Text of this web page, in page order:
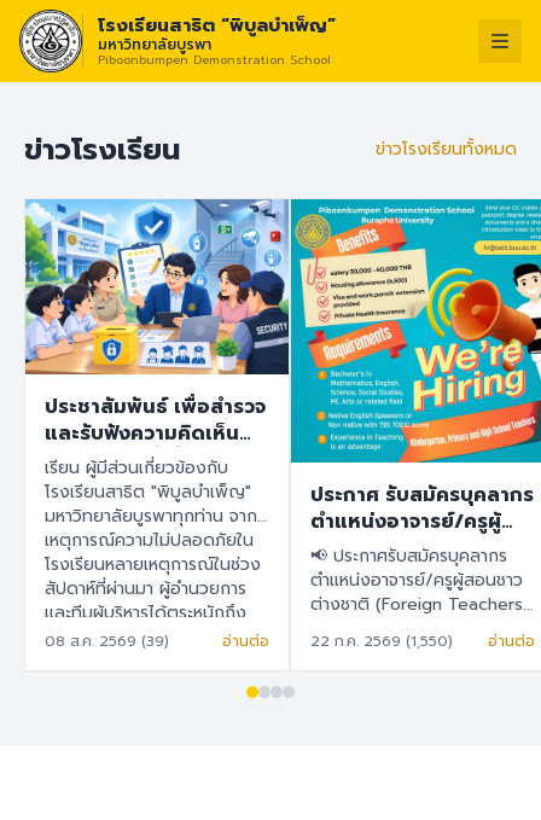
โรงเรียนสาธิต “พิบูลบำเพ็ญ”
มหาวิทยาลัยบูรพา
Piboonbumpen Demonstration School
ข่าวโรงเรียน ข่าวโรงเรียนทั้งหมด
ประชาสัมพันธ์ เพื่อสำรวจ
และรับฟังความคิดเห็น
ของทุกฝ่ายที่เกี่ยวข้องกับ
โรงเรียนสาธิต "พิบูล
บำเพ็ญ" มหาวิทยาลัย
บูรพา เพื่อนำข้อมูลไปใช้
ในการวางแผน พัฒนา
และยกระดับระบบความ
ปลอดภัยของโรงเรียน
อย่างเป็นรูปธรรม
เรียน ผู้มีส่วนเกี่ยวข้องกับ
โรงเรียนสาธิต "พิบูลบำเพ็ญ"
มหาวิทยาลัยบูรพาทุกท่าน จาก
เหตุการณ์ความไม่ปลอดภัยใน
โรงเรียนหลายเหตุการณ์ในช่วง
สัปดาห์ที่ผ่านมา ผู้อำนวยการ
และทีมผู้บริหารได้ตระหนักถึง
ความปลอดภัยในโรงเรียนเป็น
มั่นในการพัฒนาสภาพแวดล้อม
08 ส.ค. 2569 (39) อ่านต่อ
ประกาศ รับสมัครบุคลากร
ตำแหน่งอาจารย์/ครูผู้
สอนชาวต่างชาติ
(Foreign Teachers)
📢 ประกาศรับสมัครบุคลากร
ตำแหน่งอาจารย์/ครูผู้สอนชาว
ต่างชาติ (Foreign Teachers)
โรงเรียนสาธิต "พิบูลบำเพ็ญ"
มหาวิทยาลัยบูรพา 🇹🇭 ภาษา
ไทย โรงเรียนสาธิต "พิบูล
22 ก.ค. 2569 (1,550) อ่านต่อ